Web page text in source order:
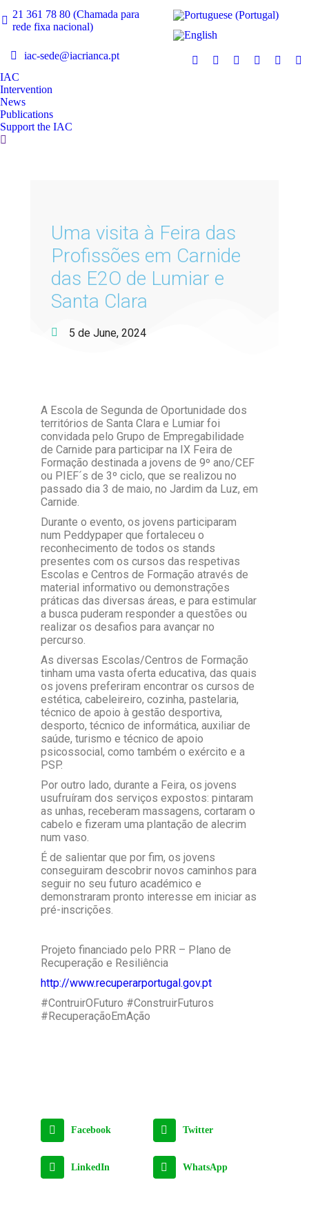
21 361 78 80 (Chamada para
rede fixa nacional)
iac-sede@iacrianca.pt
IAC
Intervention
News
Publications
Support the IAC
Uma visita à Feira das
Profissões em Carnide
das E2O de Lumiar e
Santa Clara
5 de June, 2024
A Escola de Segunda de Oportunidade dos
territórios de Santa Clara e Lumiar foi
convidada pelo Grupo de Empregabilidade
de Carnide para participar na IX Feira de
Formação destinada a jovens de 9º ano/CEF
ou PIEF´s de 3º ciclo, que se realizou no
passado dia 3 de maio, no Jardim da Luz, em
Carnide.
Durante o evento, os jovens participaram
num Peddypaper que fortaleceu o
reconhecimento de todos os stands
presentes com os cursos das respetivas
Escolas e Centros de Formação através de
material informativo ou demonstrações
práticas das diversas áreas, e para estimular
a busca puderam responder a questões ou
realizar os desafios para avançar no
percurso.
As diversas Escolas/Centros de Formação
tinham uma vasta oferta educativa, das quais
os jovens preferiram encontrar os cursos de
estética, cabeleireiro, cozinha, pastelaria,
técnico de apoio à gestão desportiva,
desporto, técnico de informática, auxiliar de
saúde, turismo e técnico de apoio
psicossocial, como também o exército e a
PSP.
Por outro lado, durante a Feira, os jovens
usufruíram dos serviços expostos: pintaram
as unhas, receberam massagens, cortaram o
cabelo e fizeram uma plantação de alecrim
num vaso.
É de salientar que por fim, os jovens
conseguiram descobrir novos caminhos para
seguir no seu futuro académico e
demonstraram pronto interesse em iniciar as
pré-inscrições.
Projeto financiado pelo PRR – Plano de
Recuperação e Resiliência
http://www.recuperarportugal.gov.pt
#ContruirOFuturo #ConstruirFuturos
#RecuperaçãoEmAção
Facebook Twitter
LinkedIn WhatsApp